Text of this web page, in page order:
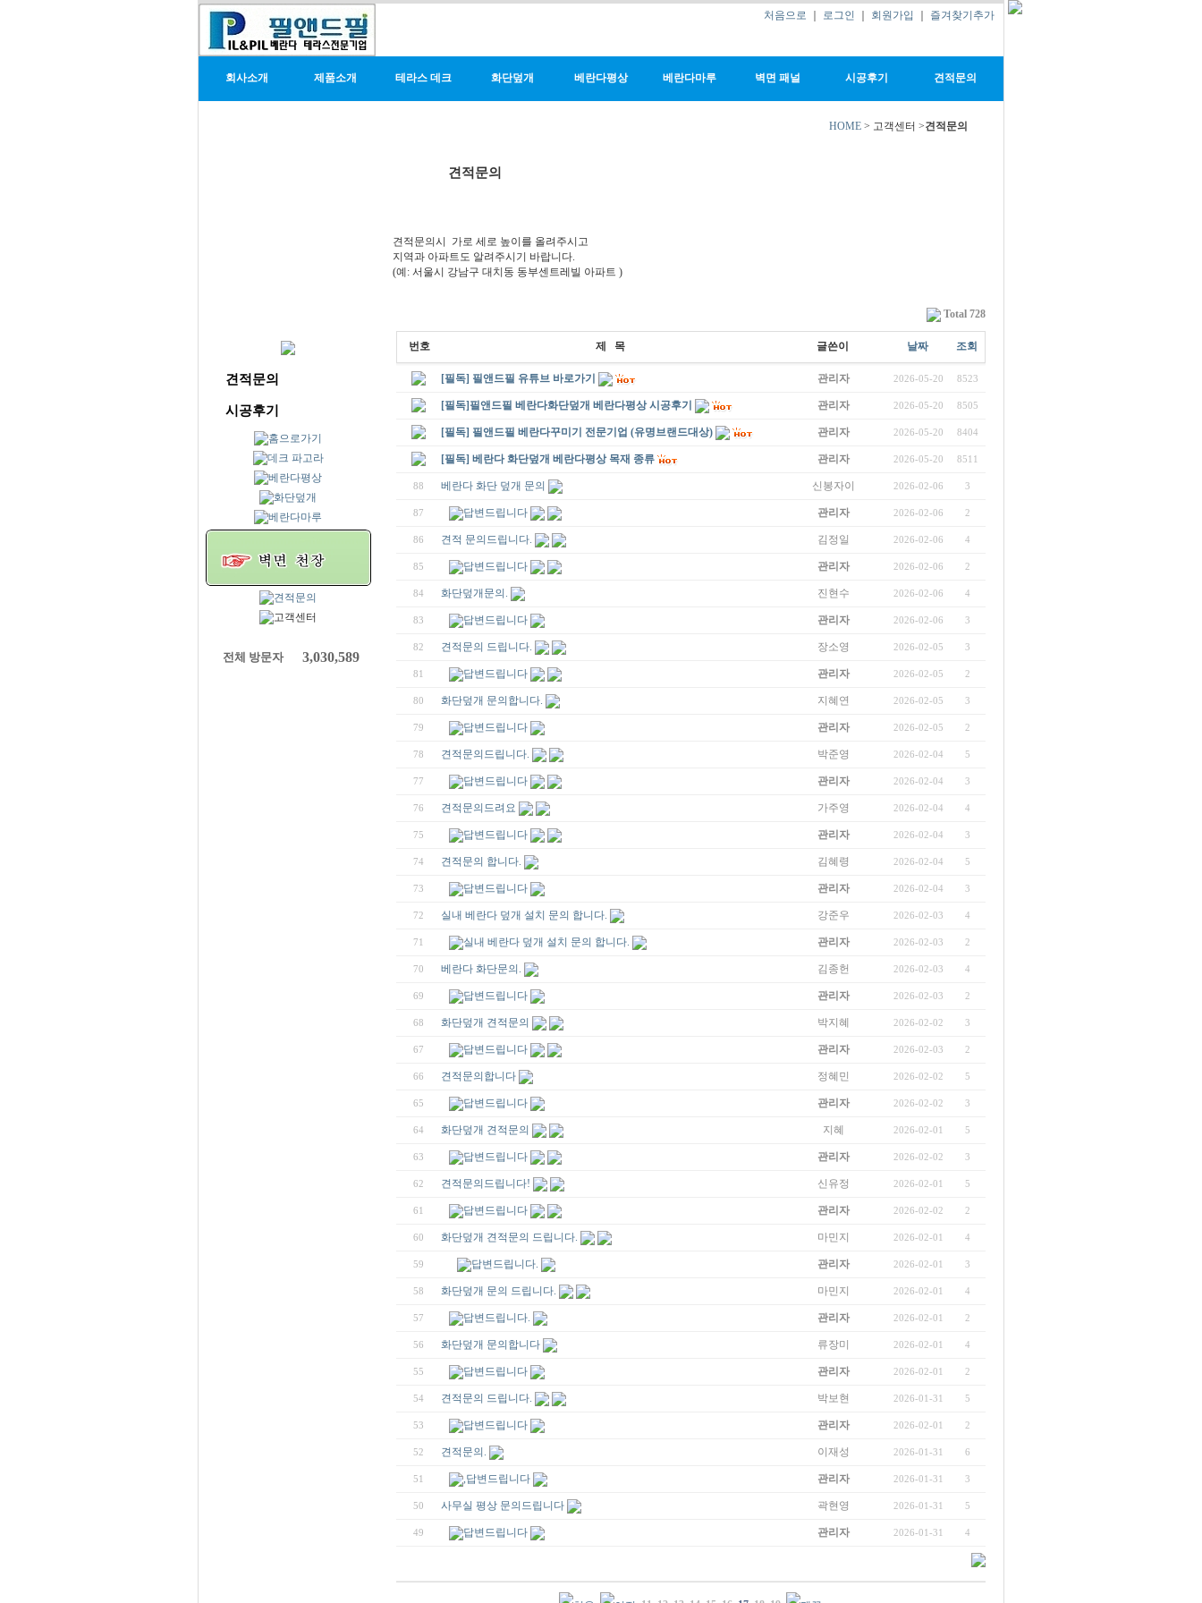
처음으로 로그인 회원가입 즐겨찾기추가
회사소개 제품소개 테라스 데크 화단덮개 베란다평상 베란다마루 벽면 패널 시공후기 견적문의
견적문의
시공후기
전체 방문자 3,030,589
HOME > 고객센터 >견적문의
견적문의
견적문의시 가로 세로 높이를 올려주시고
지역과 아파트도 알려주시기 바랍니다.
(예: 서울시 강남구 대치동 동부센트레빌 아파트 )
Total 728
번호 제 목 글쓴이 날짜 조회
[필독] 필앤드필 유튜브 바로가기 관리자 2026-05-20 8523
[필독]필앤드필 베란다화단덮개 베란다평상 시공후기 관리자 2026-05-20 8505
[필독] 필앤드필 베란다꾸미기 전문기업 (유명브랜드대상) 관리자 2026-05-20 8404
[필독] 베란다 화단덮개 베란다평상 목재 종류 관리자 2026-05-20 8511
88 베란다 화단 덮개 문의 신봉자이 2026-02-06 3
87 답변드립니다 관리자 2026-02-06 2
86 견적 문의드립니다. 김정일 2026-02-06 4
85 답변드립니다 관리자 2026-02-06 2
84 화단덮개문의. 진현수 2026-02-06 4
83 답변드립니다 관리자 2026-02-06 3
82 견적문의 드립니다. 장소영 2026-02-05 3
81 답변드립니다 관리자 2026-02-05 2
80 화단덮개 문의합니다. 지혜연 2026-02-05 3
79 답변드립니다 관리자 2026-02-05 2
78 견적문의드립니다. 박준영 2026-02-04 5
77 답변드립니다 관리자 2026-02-04 3
76 견적문의드려요 가주영 2026-02-04 4
75 답변드립니다 관리자 2026-02-04 3
74 견적문의 합니다. 김혜령 2026-02-04 5
73 답변드립니다 관리자 2026-02-04 3
72 실내 베란다 덮개 설치 문의 합니다. 강준우 2026-02-03 4
71 실내 베란다 덮개 설치 문의 합니다. 관리자 2026-02-03 2
70 베란다 화단문의. 김종헌 2026-02-03 4
69 답변드립니다 관리자 2026-02-03 2
68 화단덮개 견적문의 박지혜 2026-02-02 3
67 답변드립니다 관리자 2026-02-03 2
66 견적문의합니다 정혜민 2026-02-02 5
65 답변드립니다 관리자 2026-02-02 3
64 화단덮개 견적문의 지혜 2026-02-01 5
63 답변드립니다 관리자 2026-02-02 3
62 견적문의드립니다! 신유정 2026-02-01 5
61 답변드립니다 관리자 2026-02-02 2
60 화단덮개 견적문의 드립니다. 마민지 2026-02-01 4
59 답변드립니다. 관리자 2026-02-01 3
58 화단덮개 문의 드립니다. 마민지 2026-02-01 4
57 답변드립니다. 관리자 2026-02-01 2
56 화단덮개 문의합니다 류장미 2026-02-01 4
55 답변드립니다 관리자 2026-02-01 2
54 견적문의 드립니다. 박보현 2026-01-31 5
53 답변드립니다 관리자 2026-02-01 2
52 견적문의. 이재성 2026-01-31 6
51 ,답변드립니다 관리자 2026-01-31 3
50 사무실 평상 문의드립니다 곽현영 2026-01-31 5
49 답변드립니다 관리자 2026-01-31 4